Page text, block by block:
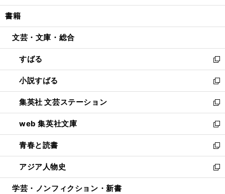
開
ウ
開
ン
ウ
開
く
ウ
ン
ウ
で
開
く
し
ウ
ン
ド
ウ
で
開
く
書籍
文芸・文庫・総合
すばる
新
し
い
ウ
ィ
ン
ド
ウ
で
開
く
小説すばる
新
し
い
ウ
ィ
ン
ド
ウ
で
開
集英社 文芸ステーション
新
し
い
ウ
ィ
ン
ド
ウ
web 集英社文庫
新
し
い
ウ
ィ
ン
青春と読書
新
し
い
ウ
アジア人物史
新
し
学芸・ノンフィクション・新書